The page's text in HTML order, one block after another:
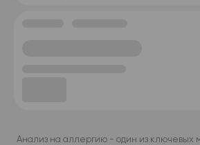
Анализ на аллергию - один из ключевых